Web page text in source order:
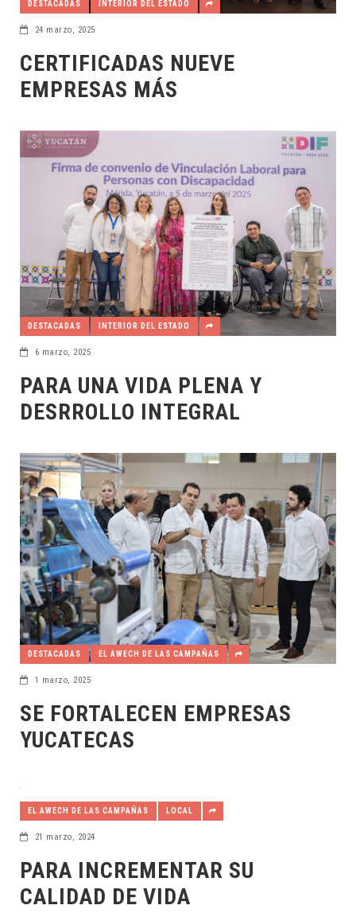
DESTACADAS INTERIOR DEL ESTADO
24 marzo, 2025
CERTIFICADAS NUEVE
EMPRESAS MÁS
DESTACADAS INTERIOR DEL ESTADO
6 marzo, 2025
PARA UNA VIDA PLENA Y
DESRROLLO INTEGRAL
DESTACADAS EL AWECH DE LAS CAMPAÑAS
1 marzo, 2025
SE FORTALECEN EMPRESAS
YUCATECAS
EL AWECH DE LAS CAMPAÑAS LOCAL
21 marzo, 2024
PARA INCREMENTAR SU
CALIDAD DE VIDA